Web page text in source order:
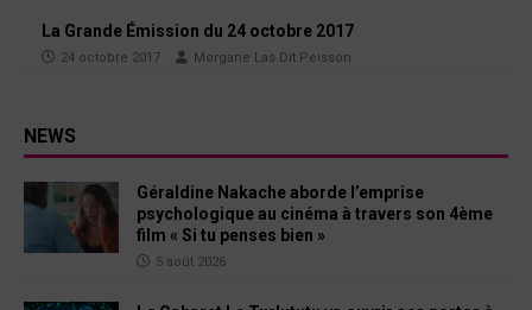
La Grande Émission du 24 octobre 2017
24 octobre 2017 Morgane Las Dit Peisson
NEWS
Géraldine Nakache aborde l’emprise
psychologique au cinéma à travers son 4ème
film « Si tu penses bien »
5 août 2026